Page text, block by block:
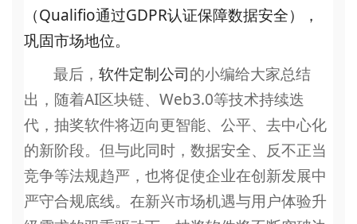
（Qualifio通过GDPR认证保障数据安全），
巩固市场地位。
最后， 软件定制公司的小编给大家总结
出， 随着AI区块链、Web3.0等技术持续迭
代，抽奖软件将迈向更智能、公平、去中心化
的新阶段。但与此同时，数据安全、反不正当
竞争等法规趋严，也将促使企业在创新发展中
严守合规底线。在新兴市场机遇与用户体验升